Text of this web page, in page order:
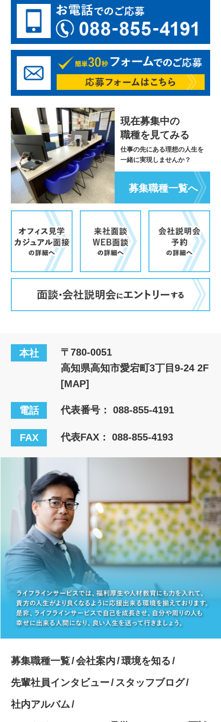
現在募集中の
職種を見てみる
仕事の先にある理想の人生を
一緒に実現しませんか？
募集職種一覧へ
本社
〒780-0051
高知県高知市愛宕町3丁目9-24 2F
[MAP]
電話 代表番号：088-855-4191
FAX 代表FAX： 088-855-4193
募集職種一覧 会社案内
環境を知る
先輩社員インタビュー
スタッフブログ
社内アルバム